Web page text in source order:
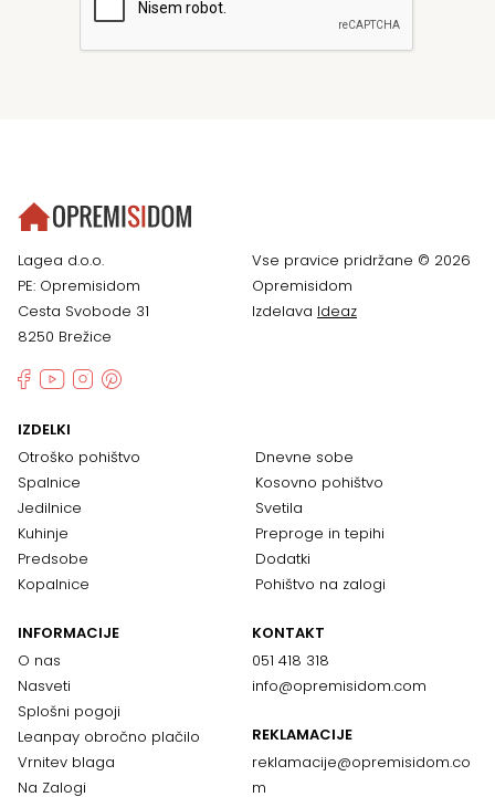
Lagea d.o.o.
PE: Opremisidom
Cesta Svobode 31
8250 Brežice
Vse pravice pridržane © 2026
Opremisidom
Izdelava Ideaz
IZDELKI
Otroško pohištvo
Spalnice
Jedilnice
Kuhinje
Predsobe
Kopalnice
Dnevne sobe
Kosovno pohištvo
Svetila
Preproge in tepihi
Dodatki
Pohištvo na zalogi
INFORMACIJE
O nas
Nasveti
Splošni pogoji
Leanpay obročno plačilo
Vrnitev blaga
Na Zalogi
KONTAKT
051 418 318
info@opremisidom.com
REKLAMACIJE
reklamacije@opremisidom.co
m